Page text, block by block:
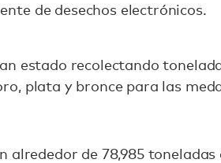
de desechos electrónicos.
estado recolectando
plata y bronce para las
alrededor de 78,985